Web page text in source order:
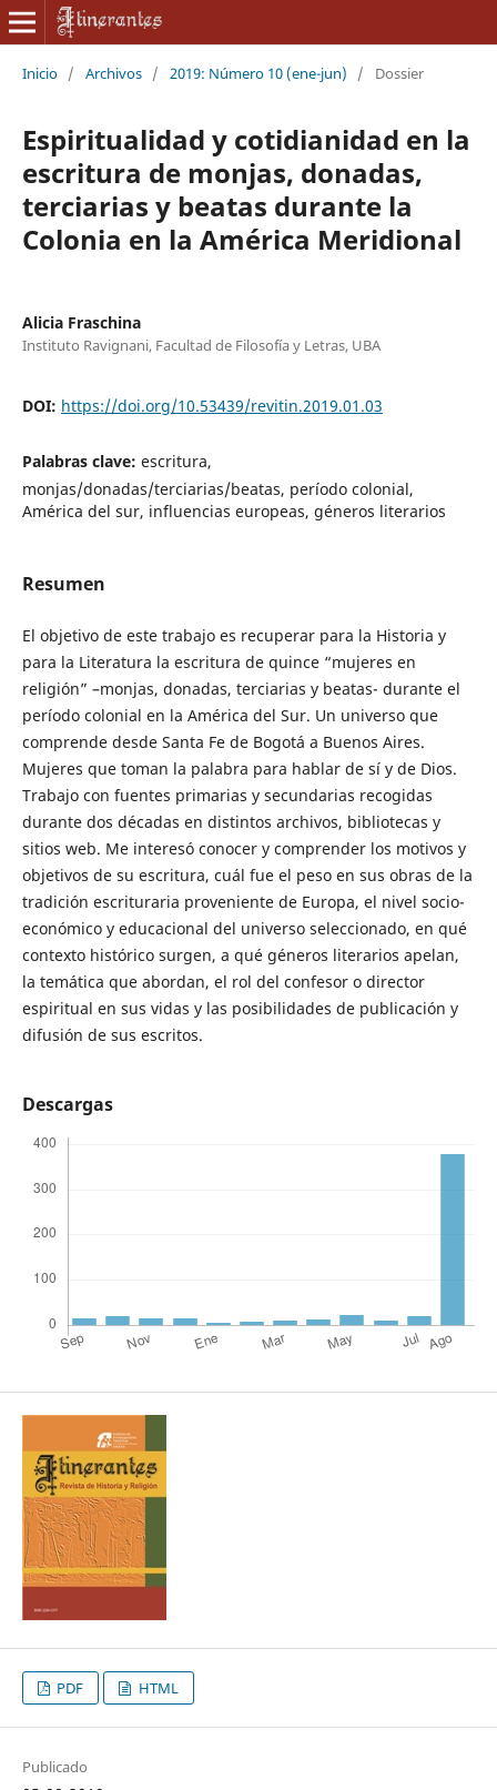
Inicio / Archivos / 2019: Número 10 (ene-jun) / Dossier
Espiritualidad y cotidianidad en la
escritura de monjas, donadas,
terciarias y beatas durante la
Colonia en la América Meridional
Alicia Fraschina
Instituto Ravignani, Facultad de Filosofía y Letras, UBA
DOI: https://doi.org/10.53439/revitin.2019.01.03
Palabras clave: escritura,
monjas/donadas/terciarias/beatas, período colonial,
América del sur, influencias europeas, géneros literarios
Resumen
El objetivo de este trabajo es recuperar para la Historia y
para la Literatura la escritura de quince “mujeres en
religión” –monjas, donadas, terciarias y beatas- durante el
período colonial en la América del Sur. Un universo que
comprende desde Santa Fe de Bogotá a Buenos Aires.
Mujeres que toman la palabra para hablar de sí y de Dios.
Trabajo con fuentes primarias y secundarias recogidas
durante dos décadas en distintos archivos, bibliotecas y
sitios web. Me interesó conocer y comprender los motivos y
objetivos de su escritura, cuál fue el peso en sus obras de la
tradición escrituraria proveniente de Europa, el nivel socio-
económico y educacional del universo seleccionado, en qué
contexto histórico surgen, a qué géneros literarios apelan,
la temática que abordan, el rol del confesor o director
espiritual en sus vidas y las posibilidades de publicación y
difusión de sus escritos.
Descargas
PDF HTML
Publicado